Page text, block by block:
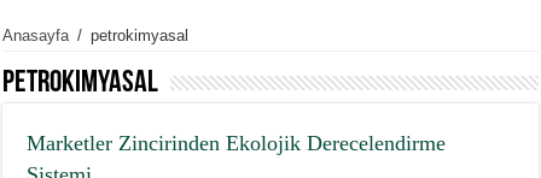
Anasayfa / petrokimyasal
petrokimyasal
Marketler Zincirinden Ekolojik Derecelendirme